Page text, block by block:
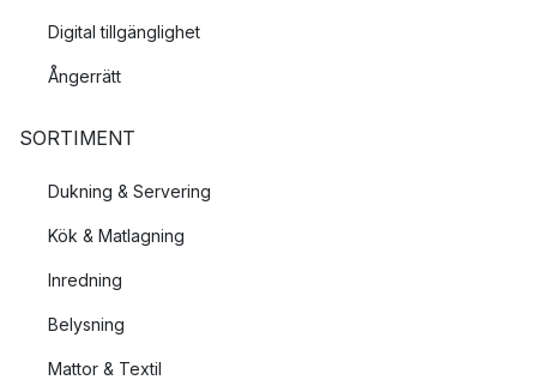
Digital tillgänglighet
Ångerrätt
SORTIMENT
Dukning & Servering
Kök & Matlagning
Inredning
Belysning
Mattor & Textil